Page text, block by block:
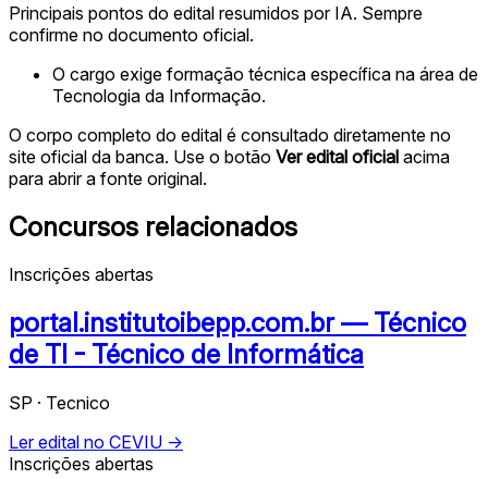
Principais pontos do edital resumidos por IA. Sempre
confirme no documento oficial.
O cargo exige formação técnica específica na área de
Tecnologia da Informação.
O corpo completo do edital é consultado diretamente no
site oficial da banca. Use o botão Ver edital oficial acima
para abrir a fonte original.
Concursos relacionados
Inscrições abertas
portal.institutoibepp.com.br — Técnico
de TI - Técnico de Informática
SP · Tecnico
Ler edital no CEVIU →
Inscrições abertas